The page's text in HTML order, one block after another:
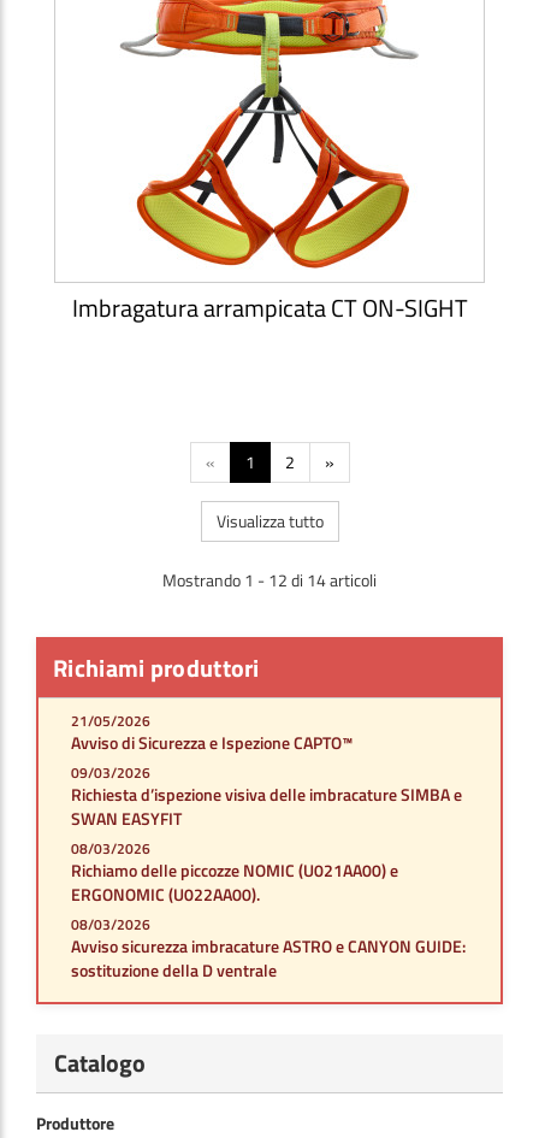
Richiami produttori
21/05/2026
Avviso di Sicurezza e Ispezione CAPTO™
09/03/2026
Richiesta d’ispezione visiva delle imbracature SIMBA e
SWAN EASYFIT
08/03/2026
Richiamo delle piccozze NOMIC (U021AA00) e
ERGONOMIC (U022AA00).
08/03/2026
Avviso sicurezza imbracature ASTRO e CANYON GUIDE:
sostituzione della D ventrale
Catalogo
Produttore
Imbragatura arrampicata CT ON-SIGHT
« 1 2 »
Visualizza tutto
Mostrando 1 - 12 di 14 articoli